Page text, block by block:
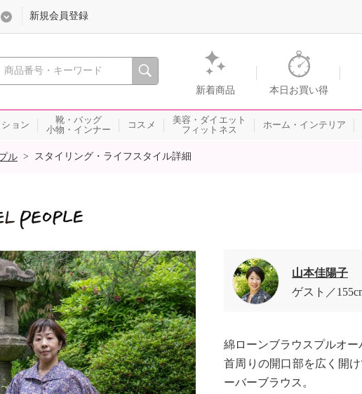
心おどる、瞬間を。通販・テレビショッピングのショップチャンネル
新着商品 本日お買い得
新規会員登録
ョン
靴・バッグ
小物・インナー
コスメ
美容・ダイエット
フィットネス
ホーム・インテリア
ル > スタイリング・ライフスタイル詳細
山本佳陽子
ゲスト
綿ローンブラウスプルオー
首周りの開口部を広く開
ーバーブラウス。